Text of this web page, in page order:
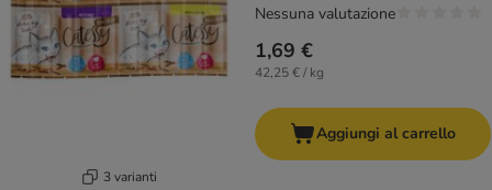
3 varianti
1,69 €
42,25 € / kg
Nessuna valutazione
Aggiungi al carrello